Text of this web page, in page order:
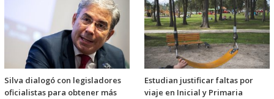
Silva dialogó con legisladores
oficialistas para obtener más
Estudian justificar faltas por
viaje en Inicial y Primaria